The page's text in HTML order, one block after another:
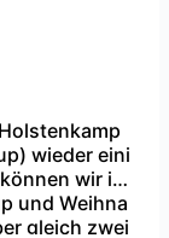
wieder eini
wir im
und Weihna
gleich zwei